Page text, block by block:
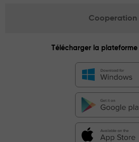
Cooperation
Télécharger la